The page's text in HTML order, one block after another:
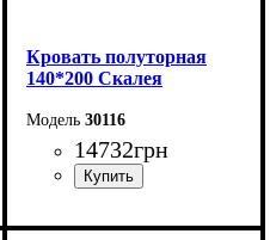
Кровать полуторная
140*200 Скалея
30116
14732грн